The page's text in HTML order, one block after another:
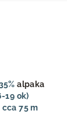
alpaka
19 ok)
cca 75 m